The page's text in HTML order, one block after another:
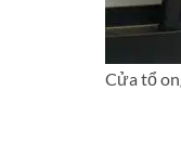
Cửa tổ